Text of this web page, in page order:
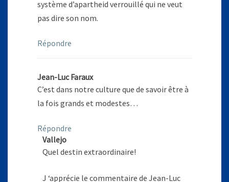
système d’apartheid verrouillé qui ne veut
pas dire son nom.
Répondre
Jean-Luc Faraux
C’est dans notre culture que de savoir être à
la fois grands et modestes…
Répondre
Vallejo
Quel destin extraordinaire!
J ‘apprécie le commentaire de Jean-Luc